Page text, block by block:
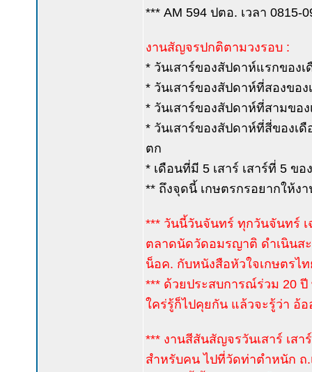
*** AM 594 ปตอ. เวลา
งานสัญจรปกติตามวงรอบ :
* วันเสาร์ของสัปดาห์แรกของ
* วันเสาร์ของสัปดาห์ที่สองขอ
* วันเสาร์ของสัปดาห์ที่สามขอ
* วันเสาร์ของสัปดาห์ที่สี่ของเ
ตก
* เดือนที่มี 5 เสาร์ เสาร์ที่ 5 ขอ
** ถึงจุดนี้ เกษตรกรอยากให้
*** วันนี้วันจันทร์ ทุกวันจันทร์
ตลาดนัดวัดอมรญาติ ดำเนินสะ
น็อค. กับหนังสือหัวใจเกษตรไ
*** ด้วยประสบการณ์ร่วม 20
ใคร่รู้ก็ไปคุยกัน แล้วจะรู้ว่า อ้อ
*** งานสีสันสัญจรวันเสาร์ เส
สำหรับคน ไปที่วัดท่าตำหนัก ถ